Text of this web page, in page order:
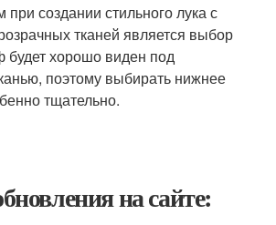
создании стильного лука с
тканей является выбор
будет хорошо виден под
поэтому выбирать нижнее
тщательно.
на сайте: